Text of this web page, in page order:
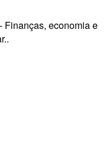
- Finanças, economia e